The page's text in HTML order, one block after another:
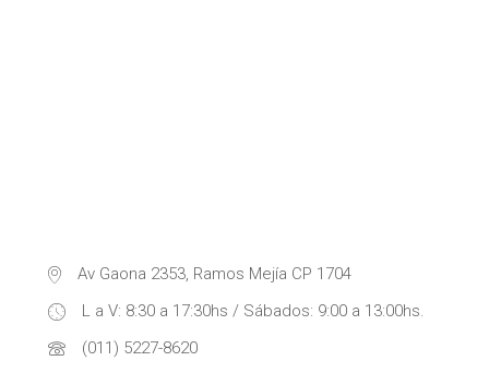
Av Gaona 2353, Ramos Mejía CP 1704
L a V: 8:30 a 17:30hs / Sábados: 9:00 a 13:00hs.
(011) 5227-8620